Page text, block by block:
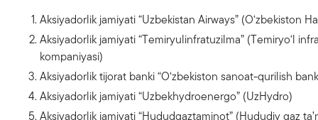
Aksiyadorlik jamiyati “Uzbekistan Airways” (O‘zbekiston
Aksiyadorlik jamiyati “Temiryulinfratuzilma” (Temiryo‘l
kompaniyasi)
Aksiyadorlik tijorat banki “O‘zbekiston sanoat-qurilish
Aksiyadorlik jamiyati “Uzbekhydroenergo” (UzHydro)
Aksiyadorlik jamiyati “Hududgaztaminot” (Hududiy gaz